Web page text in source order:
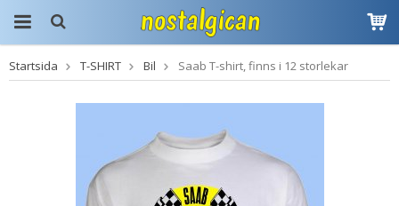
Produkten har blivit
tillagd i varukorgen
Startsida T-SHIRT Bil Saab T-shirt, finns i 12 storlekar